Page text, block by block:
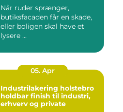
Når ruder sprænger,
butiksfacaden får en skade,
eller boligen skal have et
lysere ...
05. Apr
Industrilakering holstebro
holdbar finish til industri,
erhverv og private